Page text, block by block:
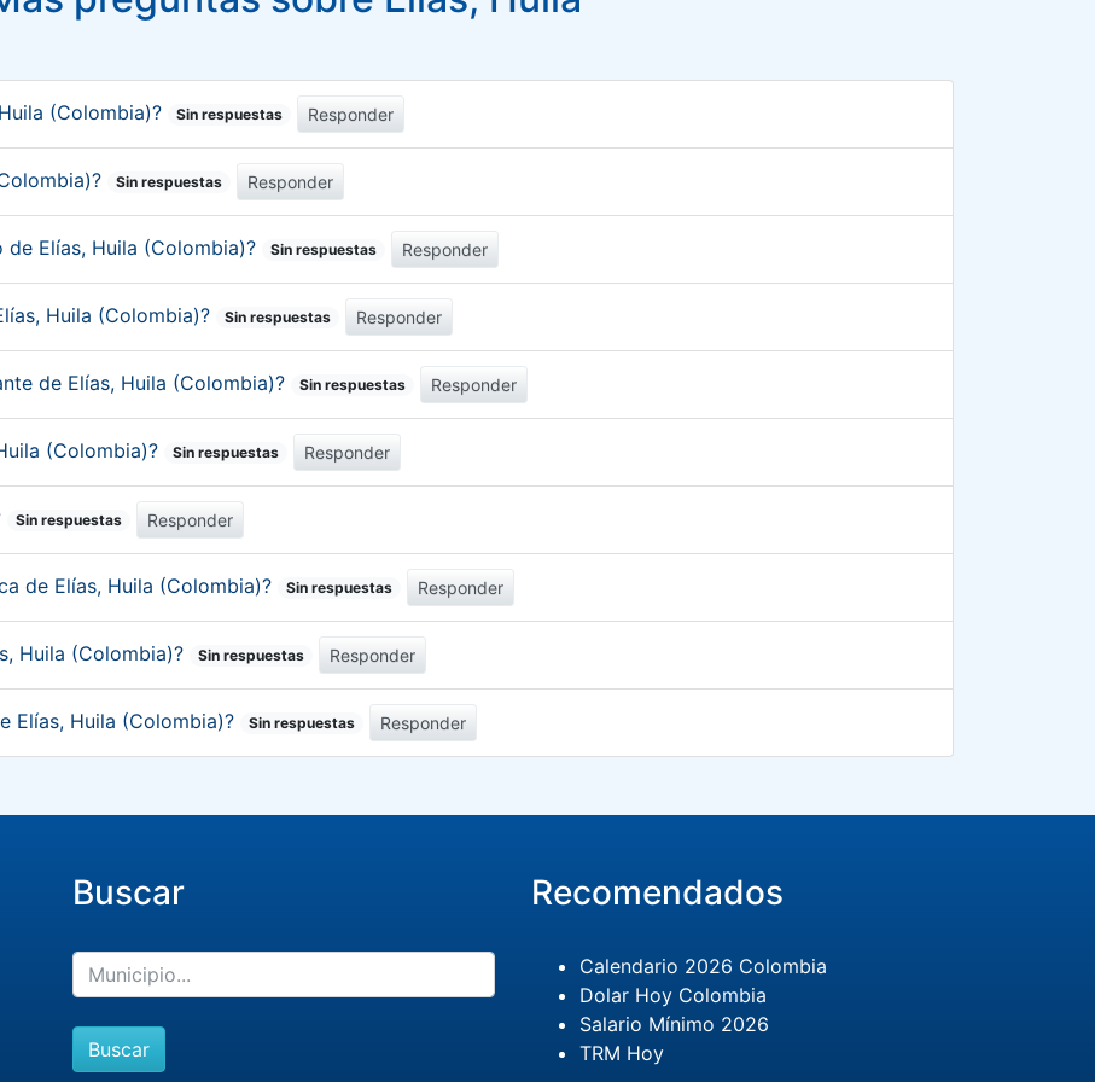
(Colombia)? Sin respuestas Responder
Sin respuestas Responder
Elías, Huila (Colombia)? Sin respuestas Responder
Huila (Colombia)? Sin respuestas Responder
de Elías, Huila (Colombia)? Sin respuestas Responder
(Colombia)? Sin respuestas Responder
Sin respuestas Responder
de Elías, Huila (Colombia)? Sin respuestas Responder
Huila (Colombia)? Sin respuestas Responder
Elías, Huila (Colombia)? Sin respuestas Responder
Buscar
Buscar
Recomendados
Calendario 2026 Colombia
Dolar Hoy Colombia
Salario Mínimo 2026
TRM Hoy